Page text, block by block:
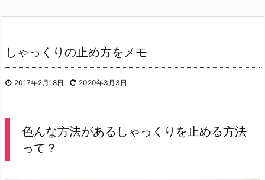
しゃっくりの止め方をメモ
2017年2月18日 2020年3月3日
色んな方法があるしゃっくりを止める方法
って？